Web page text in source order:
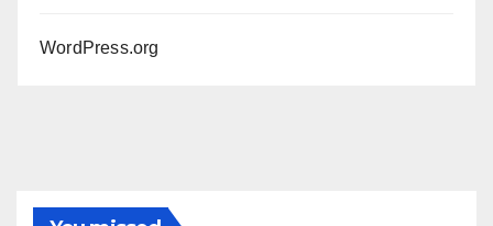
WordPress.org